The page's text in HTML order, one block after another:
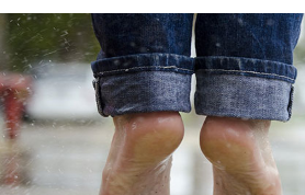
et
la
marche
pieds
nus
affectent
ta